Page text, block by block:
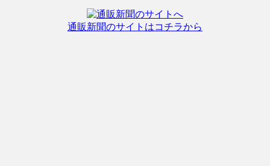
通販新聞のサイトはコチラから